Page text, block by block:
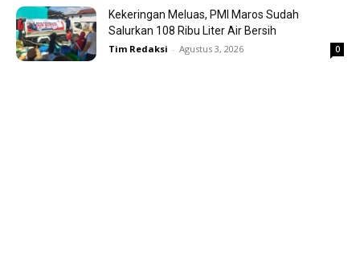
Kekeringan Meluas, PMI Maros Sudah
Salurkan 108 Ribu Liter Air Bersih
Tim Redaksi - Agustus 3, 2026 0